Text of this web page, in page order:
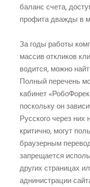
баланс счета,
профита дважды в
За годы работы
массив откликов
водится, можно
Полный перечень
кабинет
поскольку он
Русского через них
критично, могут
браузерным
запрещается
других страницах
аднинистрации